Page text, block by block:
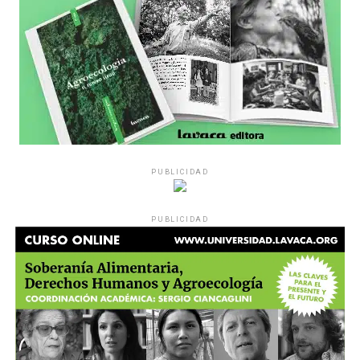
Década perdida: Marta Montero,
mamá de Lucía Pérez
“Estamos como el día 1”. La frase de la madre de la joven
asesinada en 2016 remite a aquel año: cuando
denunciaron que dos narcofemicidas habían abusado y
asesinado a su hija, hasta hoy, dos juicios después, pues la
PUBLICIDAD
PUBLICIDAD